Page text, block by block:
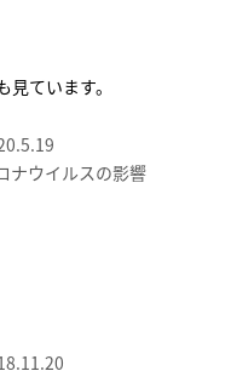
ています。
ナウイルスの影響